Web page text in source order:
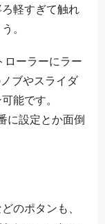
軽すぎて触れ
。
ローラーにラー
ブやスライダ
能です。
に設定とか面倒
のポタンも、